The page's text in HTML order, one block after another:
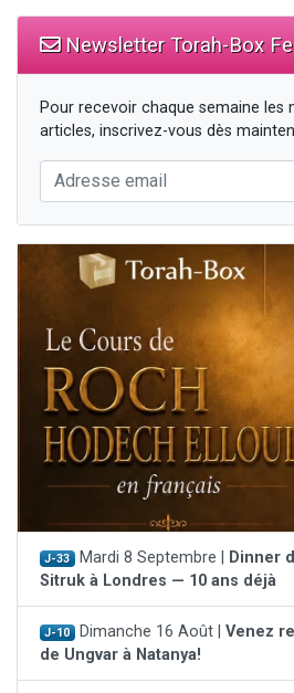
Newsletter Torah-Box
Pour recevoir chaque semaine les
articles, inscrivez-vous dès
J-33 Mardi 8 Septembre |
Dinner
Sitruk à Londres — 10 ans déjà
J-10 Dimanche 16 Août | Venez
de Ungvar à Natanya!